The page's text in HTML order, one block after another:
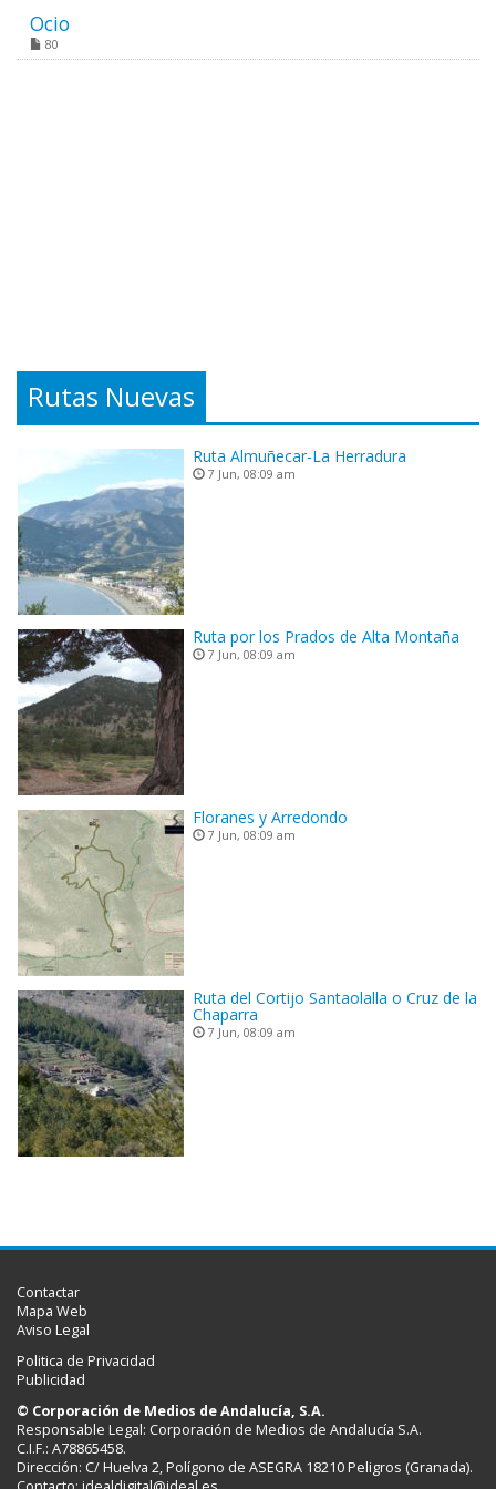
Ocio
80
Rutas Nuevas
Ruta Almuñecar-La Herradura
7 Jun, 08:09 am
Ruta por los Prados de Alta Montaña
7 Jun, 08:09 am
Floranes y Arredondo
7 Jun, 08:09 am
Ruta del Cortijo Santaolalla o Cruz de la
Chaparra
7 Jun, 08:09 am
Contactar
Mapa Web
Aviso Legal
Politica de Privacidad
Publicidad
© Corporación de Medios de Andalucía, S.A.
Responsable Legal: Corporación de Medios de Andalucía S.A.
C.I.F.: A78865458.
Dirección: C/ Huelva 2, Polígono de ASEGRA 18210 Peligros (Granada).